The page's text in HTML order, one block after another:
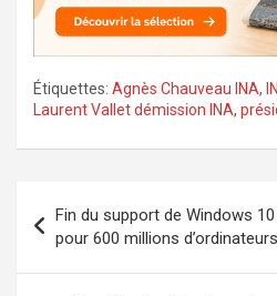
Étiquettes: Agnès Chauveau INA,
Laurent Vallet démission INA,
de
l’article
Fin du support de Windows
pour 600 millions d’ordinateurs